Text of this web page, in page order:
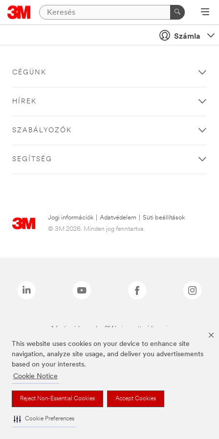
This website uses cookies on your device to enhance site
navigation, analyze site usage, and deliver you advertisements
based on your interests.
Cookie Notice
Reject Non-Essential Cookies Accept Cookies
Cookie Preferences
Számla
CÉGÜNK
HÍREK
SZABÁLYOZÓK
SEGÍTSÉG
Jogi információk Adatvédelem
Süti beállítások
© 3M 2026. Minden jog fenntartva.
A fenti márkanevek a 3M bejegyzett védjegyei.